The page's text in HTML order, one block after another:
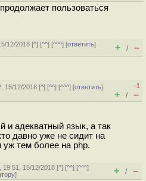
пользоваться
12/2018 [^] [^^] [^^^] [ответить]
+ / –
15/12/2018 [^] [^^] [^^^] [ответить]
–1
+ / –
и адекватный язык, а так
давно уже не сидит на
уж тем более на php.
19:51, 15/12/2018 [^] [^^] [^^^]
] + / –